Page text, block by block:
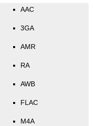
AAC
3GA
AMR
RA
AWB
FLAC
M4A